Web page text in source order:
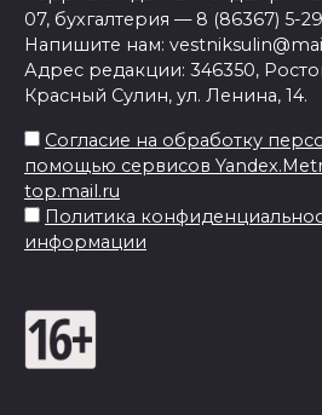
07, бухгалтерия — 8 (86367) 5-
Напишите нам:
Адрес редакции: 346350,
Красный Сулин, ул. Ленина, 14.
Согласие на обработку
помощью сервисов
top.mail.ru
Политика
информации